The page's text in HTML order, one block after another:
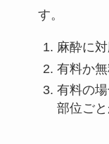
す。
麻酔に
有料か
有料の
部位ごと